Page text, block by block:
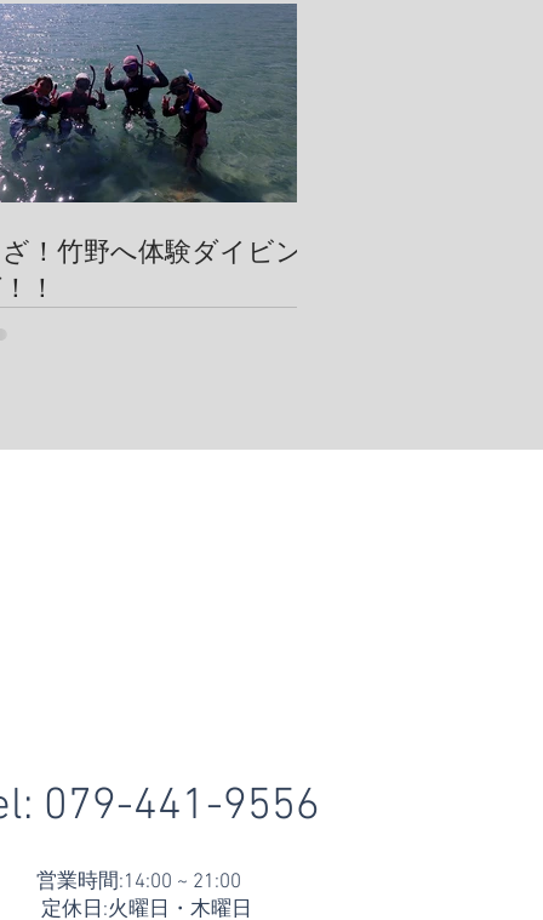
！竹野へ体験ダイビン
！
079-441-9556
営業時間:14:00 ~ 21:00
定休日:火曜日・木曜日